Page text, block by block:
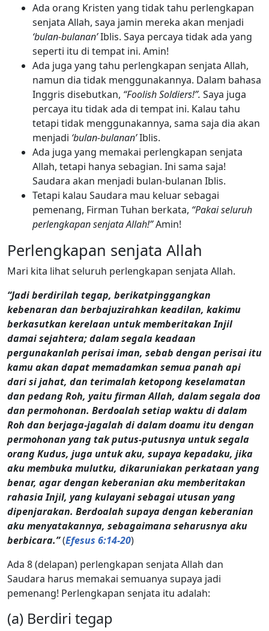
Ada orang Kristen yang tidak tahu perlengkapan
senjata Allah, saya jamin mereka akan menjadi
‘bulan-bulanan’Iblis. Saya percaya tidak ada yang
seperti itu di tempat ini. Amin!
Ada juga yang tahu perlengkapan senjata Allah,
namun dia tidak menggunakannya. Dalam bahasa
Inggris disebutkan, “Foolish Soldiers!”. Saya juga
percaya itu tidak ada di tempat ini. Kalau tahu
tetapi tidak menggunakannya, sama saja dia akan
menjadi ‘bulan-bulanan’Iblis.
Ada juga yang memakai perlengkapan senjata
Allah, tetapi hanya sebagian. Ini sama saja!
Saudara akan menjadi bulan-bulanan Iblis.
Tetapi kalau Saudara mau keluar sebagai
pemenang, Firman Tuhan berkata, “Pakai seluruh
perlengkapan senjata Allah!”Amin!
Perlengkapan senjata Allah
Mari kita lihat seluruh perlengkapan senjata Allah.
“Jadi berdirilah tegap, berikatpinggangkan
kebenaran dan berbajuzirahkan keadilan, kakimu
berkasutkan kerelaan untuk memberitakan Injil
damai sejahtera; dalam segala keadaan
pergunakanlah perisai iman, sebab dengan perisai itu
kamu akan dapat memadamkan semua panah api
dari si jahat, dan terimalah ketopong keselamatan
dan pedang Roh, yaitu firman Allah, dalam segala doa
dan permohonan. Berdoalah setiap waktu di dalam
Roh dan berjaga-jagalah di dalam doamu itu dengan
permohonan yang tak putus-putusnya untuk segala
orang Kudus, juga untuk aku, supaya kepadaku, jika
aku membuka mulutku, dikaruniakan perkataan yang
benar, agar dengan keberanian aku memberitakan
rahasia Injil, yang kulayani sebagai utusan yang
dipenjarakan. Berdoalah supaya dengan keberanian
aku menyatakannya, sebagaimana seharusnya aku
berbicara.”(Efesus 6:14-20)
Ada 8 (delapan) perlengkapan senjata Allah dan
Saudara harus memakai semuanya supaya jadi
pemenang! Perlengkapan senjata itu adalah:
(a) Berdiri tegap